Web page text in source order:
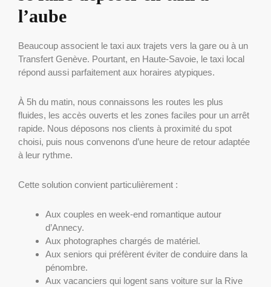
l’aube
Beaucoup associent le taxi aux trajets vers la gare ou à un
Transfert Genève. Pourtant, en Haute-Savoie, le taxi local
répond aussi parfaitement aux horaires atypiques.
À 5h du matin, nous connaissons les routes les plus
fluides, les accès ouverts et les zones faciles pour un arrêt
rapide. Nous déposons nos clients à proximité du spot
choisi, puis nous convenons d’une heure de retour adaptée
à leur rythme.
Cette solution convient particulièrement :
Aux couples en week-end romantique autour
d’Annecy.
Aux photographes chargés de matériel.
Aux seniors qui préfèrent éviter de conduire dans la
pénombre.
Aux vacanciers qui logent sans voiture sur la Rive